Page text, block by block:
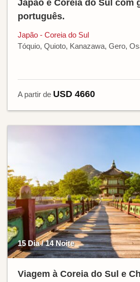
Japão e Coreia do Sul com
português.
Japão - Coreia do Sul
Tóquio, Quioto, Kanazawa, Gero,
A partir de USD 4660
15 Dia / 14 Noite
Viagem à Coreia do Sul e